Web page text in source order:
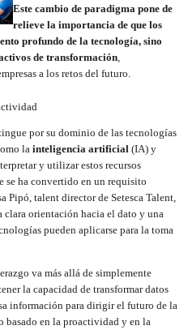
Este cambio de paradigma pone de
relieve la importancia de que los
profundo de la tecnología, sino
de transformación,
a los retos del futuro.
por su dominio de las tecnologías
la inteligencia artificial (IA) y
y utilizar estos recursos
se ha convertido en un requisito
Pipó, talent director de Setesca Talent,
clara orientación hacia el dato y una
pueden aplicarse para la toma
va más allá de simplemente
la capacidad de transformar datos
información para dirigir el futuro de la
basado en la proactividad y en la